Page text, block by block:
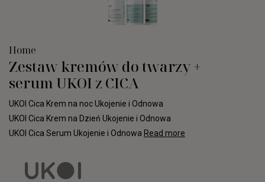
Home
Zestaw kremów do twarzy +
serum UKOI z CICA
UKOI Cica Krem na noc Ukojenie i Odnowa
UKOI Cica Krem na Dzień Ukojenie i Odnowa
UKOI Cica Serum Ukojenie i Odnowa Read more